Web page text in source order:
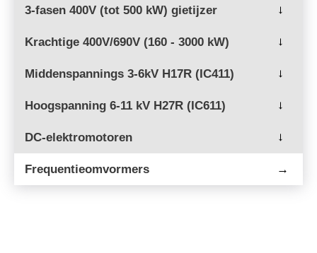
3-fasen 400V (tot 500 kW) gietijzer →
Krachtige 400V/690V (160 - 3000 kW) →
Middenspannings 3-6kV H17R (IC411) →
Hoogspanning 6-11 kV H27R (IC611) →
DC-elektromotoren →
Frequentieomvormers →